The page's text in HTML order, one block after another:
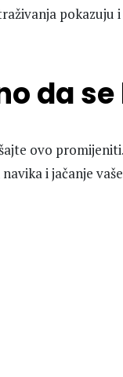
pokazuju
da
ovo
i jačanje